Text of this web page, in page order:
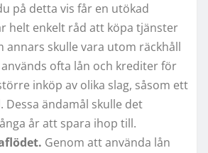
på detta vis får en utökad
helt enkelt råd att köpa tjänster
annars skulle vara utom räckhåll
ofta lån och krediter för
inköp av olika slag, såsom ett
Dessa ändamål skulle det
år att spara ihop till.
Genom att använda lån